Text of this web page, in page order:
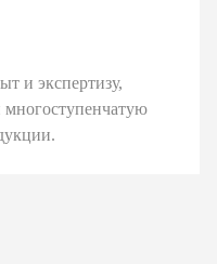
и экспертизу,
многоступенчатую